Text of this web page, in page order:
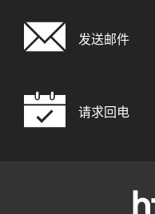
发送邮件
请求回电